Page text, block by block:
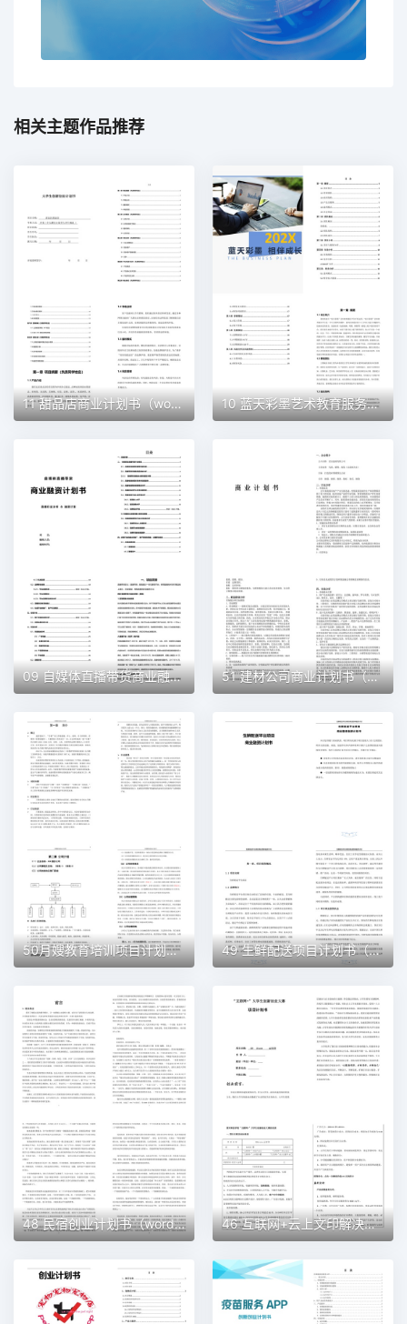
相关主题作品推荐
11 甜品店商业计划书（word+ppt配套）创业计划书word模板 10 蓝天彩墨艺术教育服务平台商业计划书（word+ppt配套）创业计划书word模板
09 自媒体直播带货商业融资计划书（word+ppt配套）创业计划书word模板 51 建材公司商业计划书（word+ppt配套）创业计划书word模板
50月嫂教育培训项目计划书（word＋ppt配套）创业计划书word模板 49 生鲜配送项目计划书（word＋ppt配套）创业计划书word模板
48 民宿创业计划书（word＋ppt配套）创业计划书word模板 46 互联网+云上文印解决方案创业计划书（word＋ppt配套）创业计划书word模板